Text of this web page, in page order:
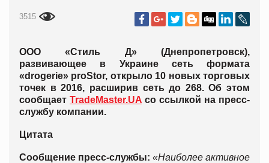
3515
ООО «Стиль Д» (Днепропетровск),
развивающее в Украине сеть формата
«drogerie» proStor, открыло 10 новых торговых
точек в 2016, расширив сеть до 268. Об этом
сообщает TradeMaster.UA со ссылкой на пресс-
службу компании.
Цитата
Сообщение пресс-службы: «Наиболее активное